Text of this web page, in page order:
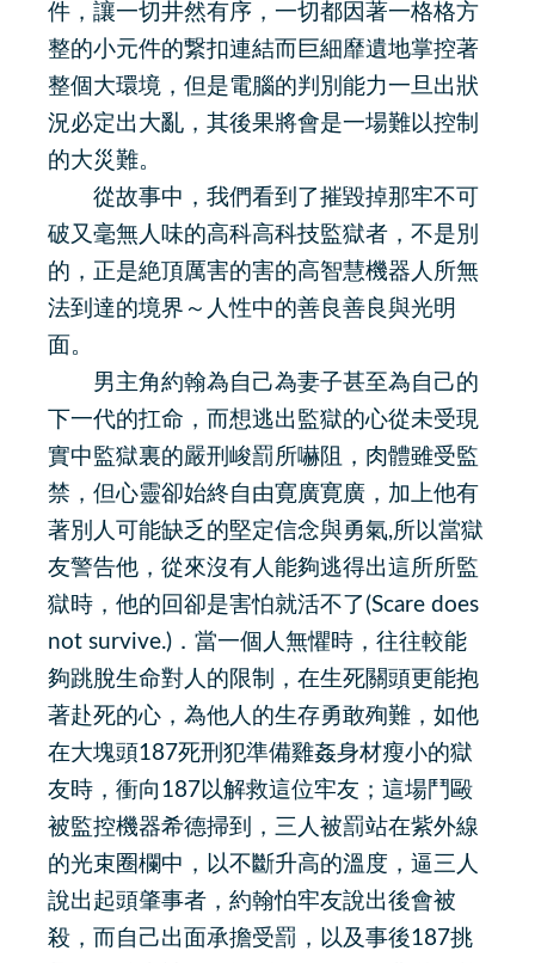
件，讓一切井然有序，一切都因著一格格方
整的小元件的繋扣連結而巨細靡遺地掌控著
整個大環境，但是電腦的判別能力一旦出狀
況必定出大亂，其後果將會是一場難以控制
的大災難。
從故事中，我們看到了摧毀掉那牢不可
破又毫無人味的高科高科技監獄者，不是別
的，正是絶頂厲害的害的高智慧機器人所無
法到達的境界～人性中的善良善良與光明
面。
男主角約翰為自己為妻子甚至為自己的
下一代的扛命，而想逃出監獄的心從未受現
實中監獄裏的嚴刑峻罰所嚇阻，肉體雖受監
禁，但心靈卻始終自由寛廣寛廣，加上他有
著別人可能缺乏的堅定信念與勇氣,所以當獄
友警告他，從來沒有人能夠逃得出這所所監
獄時，他的回卻是害怕就活不了(Scare does
not survive.)．當一個人無懼時，往往較能
夠跳脫生命對人的限制，在生死關頭更能抱
著赴死的心，為他人的生存勇敢殉難，如他
在大塊頭187死刑犯準備雞姦身材瘦小的獄
友時，衝向187以解救這位牢友；這場鬥毆
被監控機器希德掃到，三人被罰站在紫外線
的光束圈欄中，以不斷升高的溫度，逼三人
說出起頭肇事者，約翰怕牢友說出後會被
殺，而自己出面承擔受罰，以及事後187挑